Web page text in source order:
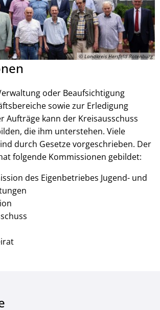
© Landkreis Hersfeld-Rotenburg
oder Beaufsichtigung
sowie zur Erledigung
Aufträge kann der Kreisausschuss
die ihm unterstehen. Viele
durch Gesetze vorgeschrieben. Der
folgende Kommissionen gebildet:
des Eigenbetriebes Jugend- und